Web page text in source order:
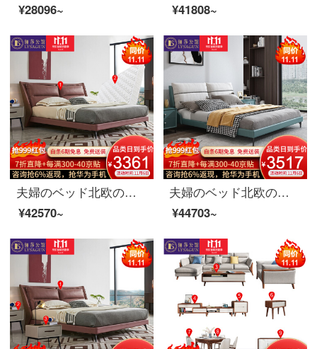
¥28096~
¥41808~
夫婦のベッド北欧の軽奢なツインベッド1.8メートルの近代的なシンプルなベッドルームの家具の逸品のベッド+3 E椰子のベッドのマットレス1800*2000
¥42570~
夫婦のベッド北欧の軽奢な布芸ダブルベッド1.8メートル現代簡単な寝室のシングル1.5メートルの木のベッドの家具のベッド+マットレス+マットレス*2 1800*2000
¥44703~